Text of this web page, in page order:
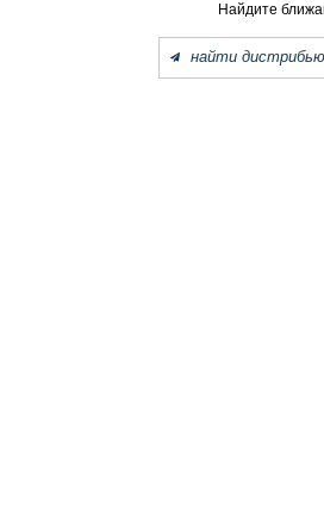
Найдите
найти